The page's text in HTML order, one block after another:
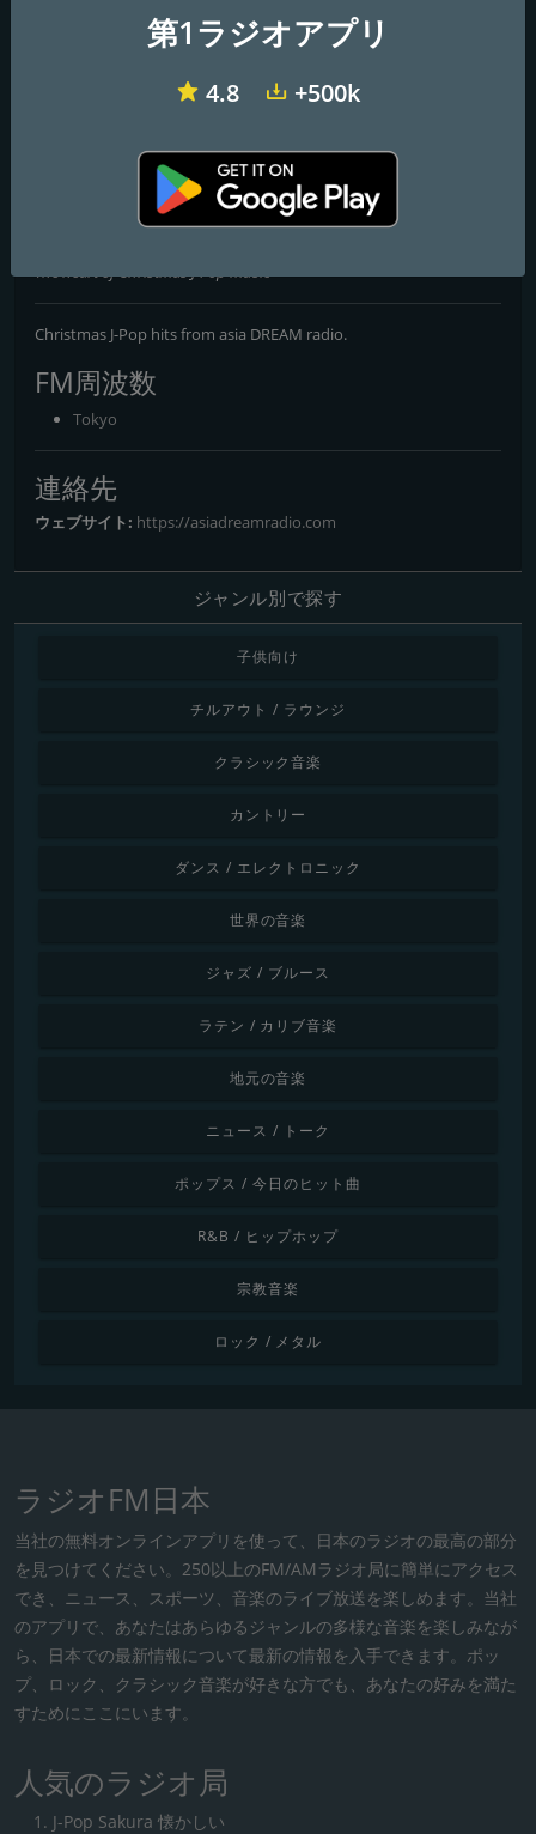
Super Tokio Radio Sound Street Radio
J-Pop Christmas
The heart of Christmas J-Pop music
Christmas J-Pop hits from asia DREAM radio.
FM周波数
Tokyo
連絡先
ウェブサイト: https://asiadreamradio.com
ジャンル別で探す
子供向け
チルアウト / ラウンジ
クラシック音楽
カントリー
ダンス / エレクトロニック
世界の音楽
ジャズ / ブルース
ラテン / カリブ音楽
地元の音楽
ニュース / トーク
ポップス / 今日のヒット曲
R&B / ヒップホップ
宗教音楽
ロック / メタル
ラジオFM日本
当社の無料オンラインアプリを使って、日本のラジオの最高の部分
を見つけてください。250以上のFM/AMラジオ局に簡単にアクセス
でき、ニュース、スポーツ、音楽のライブ放送を楽しめます。当社
のアプリで、あなたはあらゆるジャンルの多様な音楽を楽しみなが
ら、日本での最新情報について最新の情報を入手できます。ポッ
プ、ロック、クラシック音楽が好きな方でも、あなたの好みを満た
すためにここにいます。
人気のラジオ局
J-Pop Sakura 懐かしい
第1ラジオアプリ
4.8 +500k